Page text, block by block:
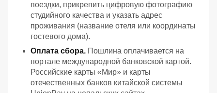
поездки, прикрепить цифровую фотографию
студийного качества и указать адрес
проживания (название отеля или координаты
гостевого дома).
Оплата сбора. Пошлина оплачивается на
портале международной банковской картой.
Российские карты «Мир» и карты
отечественных банков китайской системы